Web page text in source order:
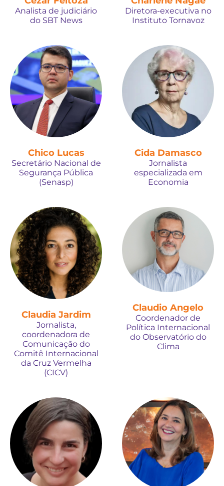
Analista de judiciário
do SBT News
Diretora-executiva no
Instituto Tornavoz
Chico Lucas
Secretário Nacional de
Segurança Pública
(Senasp)
Cida Damasco
Jornalista
especializada em
Economia
Claudia Jardim
Jornalista,
coordenadora de
Comunicação do
Comitê Internacional
da Cruz Vermelha
(CICV)
Claudio Angelo
Coordenador de
Política Internacional
do Observatório do
Clima